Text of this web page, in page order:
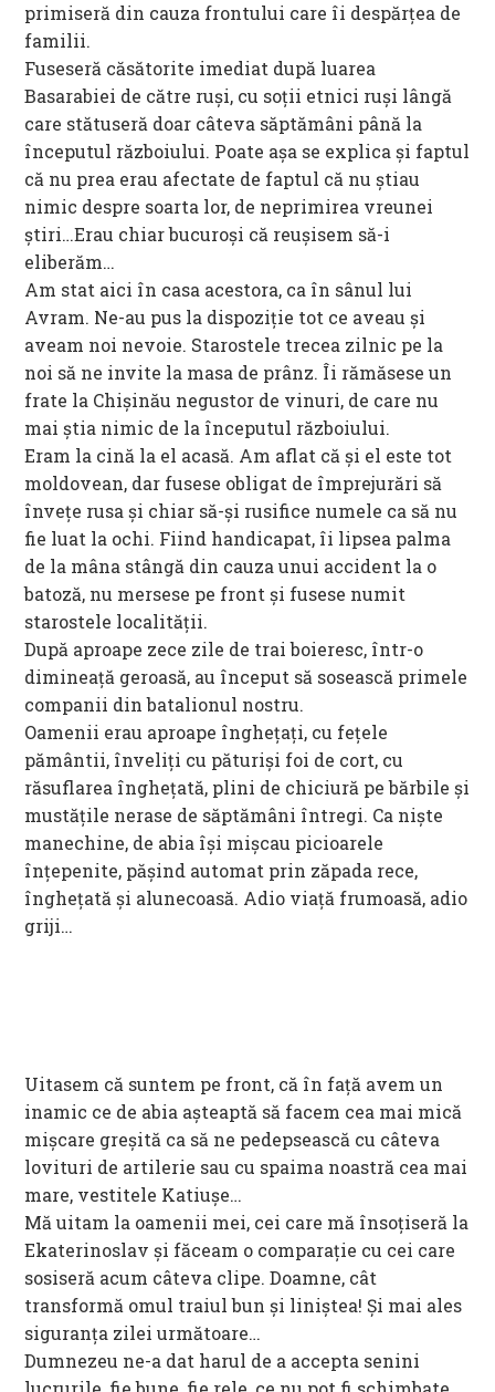
primiseră din cauza frontului care îi despărțea de
familii.
Fuseseră căsătorite imediat după luarea
Basarabiei de către ruși, cu soții etnici ruși lângă
care stătuseră doar câteva săptămâni până la
începutul războiului. Poate așa se explica și faptul
că nu prea erau afectate de faptul că nu știau
nimic despre soarta lor, de neprimirea vreunei
știri…Erau chiar bucuroși că reușisem să-i
eliberăm…
Am stat aici în casa acestora, ca în sânul lui
Avram. Ne-au pus la dispoziție tot ce aveau și
aveam noi nevoie. Starostele trecea zilnic pe la
noi să ne invite la masa de prânz. Îi rămăsese un
frate la Chișinău negustor de vinuri, de care nu
mai știa nimic de la începutul războiului.
Eram la cină la el acasă. Am aflat că și el este tot
moldovean, dar fusese obligat de împrejurări să
învețe rusa și chiar să-și rusifice numele ca să nu
fie luat la ochi. Fiind handicapat, îi lipsea palma
de la mâna stângă din cauza unui accident la o
batoză, nu mersese pe front și fusese numit
starostele localității.
După aproape zece zile de trai boieresc, într-o
dimineață geroasă, au început să sosească primele
companii din batalionul nostru.
Oamenii erau aproape înghețați, cu fețele
pământii, înveliți cu păturiși foi de cort, cu
răsuflarea înghețată, plini de chiciură pe bărbile și
mustățile nerase de săptămâni întregi. Ca niște
manechine, de abia își mișcau picioarele
înțepenite, pășind automat prin zăpada rece,
înghețată și alunecoasă. Adio viață frumoasă, adio
griji…
Uitasem că suntem pe front, că în față avem un
inamic ce de abia așteaptă să facem cea mai mică
mișcare greșită ca să ne pedepsească cu câteva
lovituri de artilerie sau cu spaima noastră cea mai
mare, vestitele Katiușe…
Mă uitam la oamenii mei, cei care mă însoțiseră la
Ekaterinoslav și făceam o comparație cu cei care
sosiseră acum câteva clipe. Doamne, cât
transformă omul traiul bun și liniștea! Și mai ales
siguranța zilei următoare…
Dumnezeu ne-a dat harul de a accepta senini